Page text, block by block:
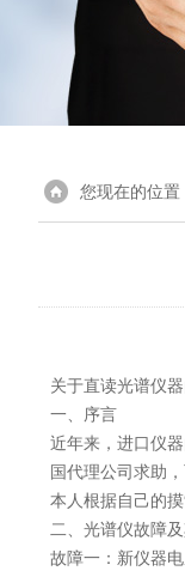
您现在的位置
关于直读光谱仪器
一、序言
近年来，进口仪
国代理公司求助
本人根据自己的
二、光谱仪故障
故障一：新仪器